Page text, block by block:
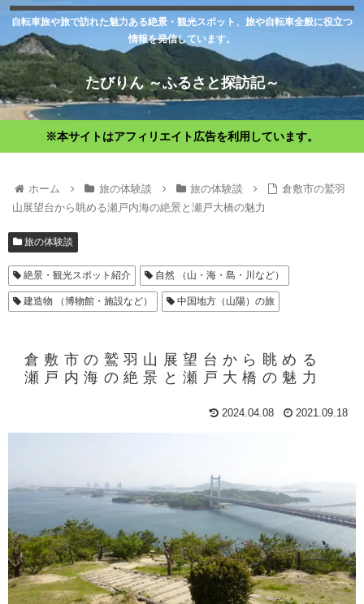
自転車旅や旅で訪れた魅力ある絶景・観光スポット、旅や自転車全般に役立つ
情報を発信しています。
たびりん ～ふるさと探訪記～
※本サイトはアフィリエイト広告を利用しています。
ホーム 旅の体験談 旅の体験談
倉敷市の鷲羽
山展望台から眺める瀬戸内海の絶景と瀬戸大橋の魅力
旅の体験談
絶景・観光スポット紹介 自然 （山・海・島・川など）
建造物 （博物館・施設など） 中国地方（山陽）の旅
倉敷市の鷲羽山展望台から眺める
瀬戸内海の絶景と瀬戸大橋の魅力
2024.04.08 2021.09.18